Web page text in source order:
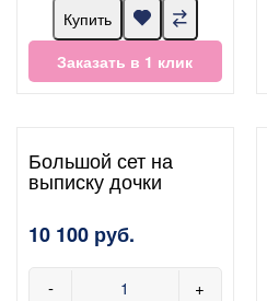
Купить
Заказать в 1 клик
Большой сет на
выписку дочки
10 100 руб.
- +